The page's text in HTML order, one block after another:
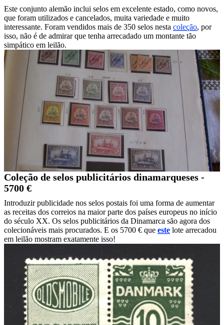
Este conjunto alemão inclui selos em excelente estado, como novos,
que foram utilizados e cancelados, muita variedade e muito
interessante. Foram vendidos mais de 350 selos nesta coleção, por
isso, não é de admirar que tenha arrecadado um montante tão
simpático em leilão.
Coleção de selos publicitários dinamarqueses -
5700 €
Introduzir publicidade nos selos postais foi uma forma de aumentar
as receitas dos correios na maior parte dos países europeus no início
do século XX. Os selos publicitários da Dinamarca são agora dos
colecionáveis mais procurados. E os 5700 € que este lote arrecadou
em leilão mostram exatamente isso!